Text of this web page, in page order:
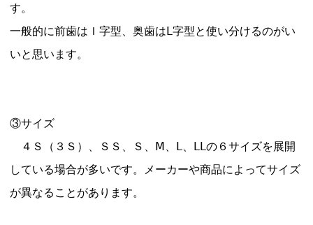
す。
一般的に前歯はＩ字型、奥歯はⅬ字型と使い分けるのがい
いと思います。
③サイズ
４Ｓ（３Ｓ）、ＳＳ、Ｓ、Ⅿ、Ⅼ、ⅬⅬの６サイズを展開
している場合が多いです。メーカーや商品によってサイズ
が異なることがあります。